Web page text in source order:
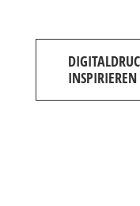
INSPIRIEREN